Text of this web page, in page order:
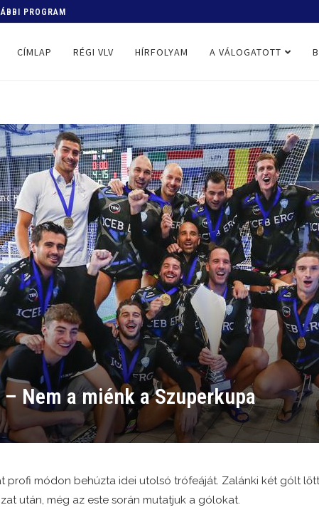
PROGRAM
CÍMLAP RÉGI VLV HÍRFOLYAM A VÁLOGATOTT
Nem a miénk a Szuperkupa
profi módon behúzta idei utolsó trófeáját. Zalánki két gólt lőtt
után, még az este során mutatjuk a gólokat.